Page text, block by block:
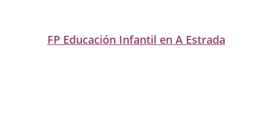
FP Educación Infantil en A Estrada